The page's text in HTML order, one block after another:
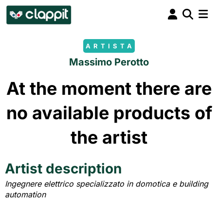
ARTISTA
Massimo Perotto
At the moment there are
no available products of
the artist
Artist description
Ingegnere elettrico specializzato in domotica e building
automation